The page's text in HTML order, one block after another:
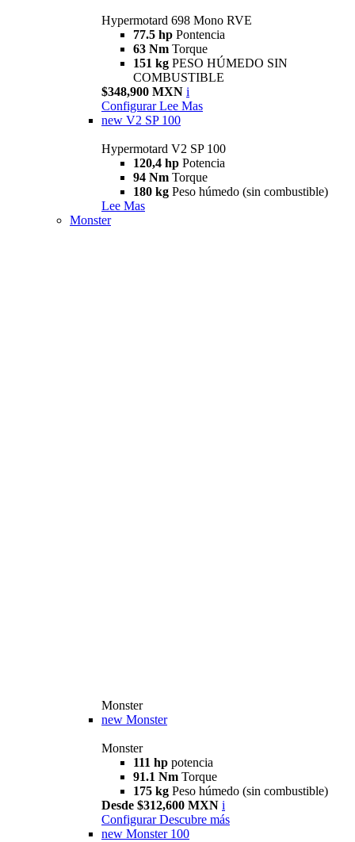
Hypermotard 698 Mono RVE
77.5 hp Pontencia
63 Nm Torque
151 kg PESO HÚMEDO SIN
COMBUSTIBLE
$348,900 MXN i
Configurar Lee Mas
new V2 SP 100
Hypermotard V2 SP 100
120,4 hp Potencia
94 Nm Torque
180 kg Peso húmedo (sin combustible)
Lee Mas
Monster
Monster
new Monster
Monster
111 hp potencia
91.1 Nm Torque
175 kg Peso húmedo (sin combustible)
Desde $312,600 MXN i
Configurar Descubre más
new Monster 100